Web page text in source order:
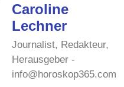
Caroline
Lechner
Journalist, Redakteur,
Herausgeber -
info@horoskop365.com